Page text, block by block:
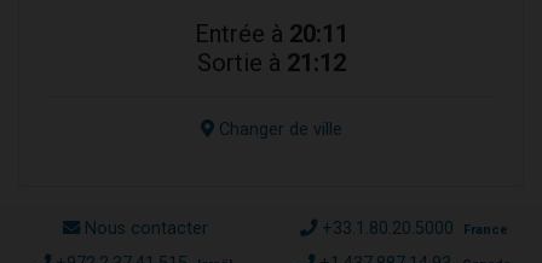
Entrée à 20:11
Sortie à 21:12
Changer de ville
Nous contacter +33.1.80.20.5000 France